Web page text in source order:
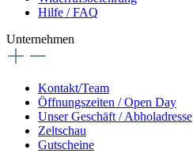
Hilfe / FAQ
Unternehmen
Kontakt/Team
Öffnungszeiten / Open Day
Unser Geschäft / Abholadresse
Zeltschau
Gutscheine